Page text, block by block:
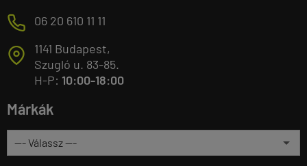
M 06 20 610 11 11
T
1141 Budapest,
Szugló u. 83-85.
H-P: 10:00-18:00
Márkák